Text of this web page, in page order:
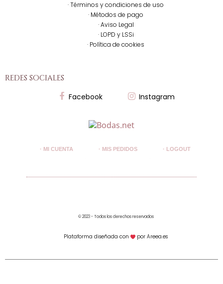
· Términos y condiciones de uso
· Métodos de pago
· Aviso Legal
· LOPD y LSSi
· Política de cookies
redes sociales
Facebook Instagram
· MI CUENTA · MIS PEDIDOS · LOGOUT
© 2023 - Todos los derechos reservados
Plataforma diseñada con por Areea.es